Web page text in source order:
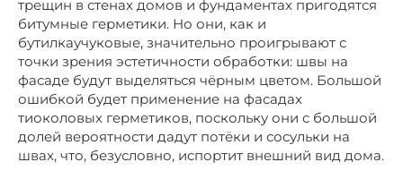
трещин в стенах домов и фундаментах пригодятся
битумные герметики. Но они, как и
бутилкаучуковые, значительно проигрывают с
точки зрения эстетичности обработки: швы на
фасаде будут выделяться чёрным цветом. Большой
ошибкой будет применение на фасадах
тиоколовых герметиков, поскольку они с большой
долей вероятности дадут потёки и сосульки на
швах, что, безусловно, испортит внешний вид дома.